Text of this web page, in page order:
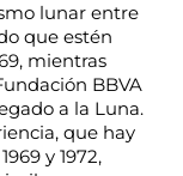
lunar entre
que estén
mientras
BBVA
a la Luna.
que hay
y 1972,